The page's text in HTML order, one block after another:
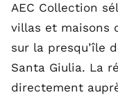
AEC Collection
villas et maisons
sur la presqu’île
Santa Giulia. La
directement